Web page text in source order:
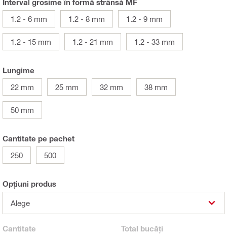
Interval grosime în formă strânsă MF
1.2 - 6 mm
1.2 - 8 mm 1.2 - 9 mm
1.2 - 15 mm 1.2 - 21 mm 1.2 - 33 mm
Lungime
22 mm
25 mm 32 mm 38 mm
50 mm
Cantitate pe pachet
250
500
Opțiuni produs
Alege
Cantitate Total bucăți